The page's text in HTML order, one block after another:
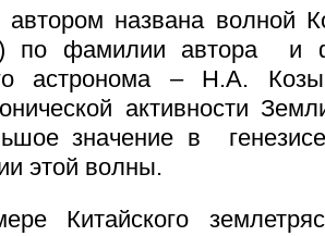
названа волной
по фамилии автора и
астронома – Н.А.
активности
значение в
этой волны.
Китайского